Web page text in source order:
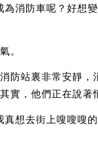
為消防車呢？好想
。
防站裏非常安靜，
實，他們正在說著
真想去街上嗖嗖嗖